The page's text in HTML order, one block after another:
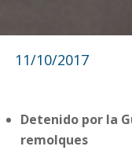
11/10/2017
Detenido por la
remolques